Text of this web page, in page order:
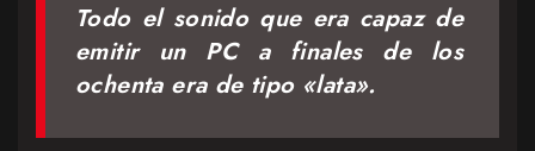
Todo el sonido que era capaz de
emitir un PC a finales de los
ochenta era de tipo «lata».